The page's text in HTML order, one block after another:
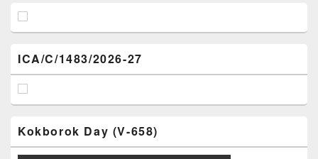
ICA/C/1483/2026-27
Kokborok Day (V-658)